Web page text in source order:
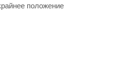
положение